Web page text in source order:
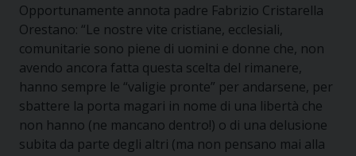
Opportunamente annota padre Fabrizio Cristarella
Orestano: “Le nostre vite cristiane, ecclesiali,
comunitarie sono piene di uomini e donne che, non
avendo ancora fatta questa scelta del rimanere,
hanno sempre le “valigie pronte” per andarsene, per
sbattere la porta magari in nome di una libertà che
non hanno (ne mancano dentro!) o di una delusione
subita da parte degli altri (ma non pensano mai alla